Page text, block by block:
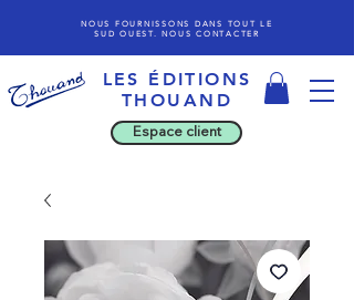
NOUS FOURNISSONS DANS TOUT LE
SUD OUEST. NOUS CONTACTER
LES ÉDITIONS
THOU AND
Espace client